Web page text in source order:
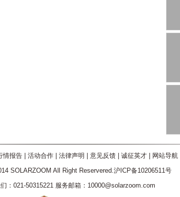
情报告| 活动合作| 法律声明 意见反馈| 诚征英才| 网站导航|
SOLARZOOM All Right Reservered.沪ICP备10206511号
：021-50315221 服务邮箱：10000@solarzoom.com